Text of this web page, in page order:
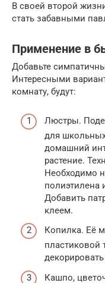
В своей второй
стать забавными
Применение в
Добавьте
Интересными
комнату, будут:
Люстры.
для
домашний
растение.
Необходимо
полиэтилена
Добавить
клеем.
Копилка. Её
пластиковой
Кашпо,